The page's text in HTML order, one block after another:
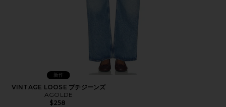
新作
VINTAGE LOOSE プチジーンズ
AGOLDE
$258